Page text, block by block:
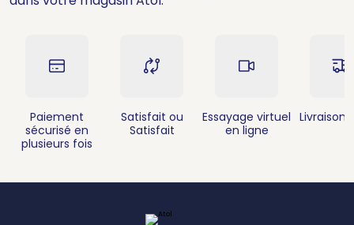
Paiement
sécurisé en
plusieurs fois
Satisfait ou
Satisfait
Essayage virtuel
en ligne
Livraison